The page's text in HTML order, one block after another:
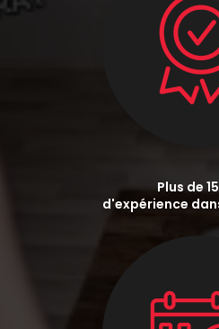
Plus de
d'expérience